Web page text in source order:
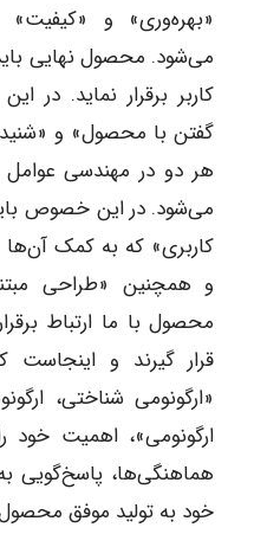
«بهره‌وری» و
می‌شود. محصول نهایی
کاربر برقرار نماید. در
گفتن با محصول» و
هر دو در مهندسی عوامل
می‌شود. در این خصوص
کاربری» که به کمک
و همچنین «طراحی
قرار گیرند و
«ارگونومی شناختی،
ارگونومی»، اهمیت
هماهنگی‌ها، پاسخ‌گویی
خود به تولید موفق